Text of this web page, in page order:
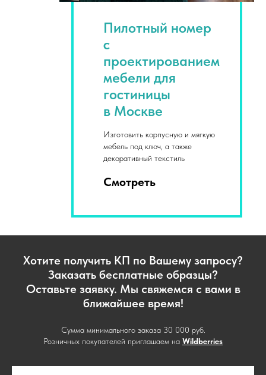
Пилотный номер
с
проектированием
мебели для
гостиницы
в Москве
Изготовить корпусную и мягкую
мебель под ключ, а также
декоративный текстиль
Смотреть
Хотите получить КП по Вашему запросу?
Заказать бесплатные образцы?
Оставьте заявку. Мы свяжемся с вами в
ближайшее время!
Сумма минимального заказа 30 000 руб.
Розничных покупателей приглашаем на Wildberries